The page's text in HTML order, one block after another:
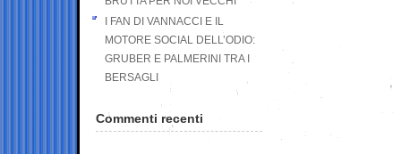
I FAN DI VANNACCI E IL
MOTORE SOCIAL DELL’ODIO:
GRUBER E PALMERINI TRA I
BERSAGLI
Commenti recenti